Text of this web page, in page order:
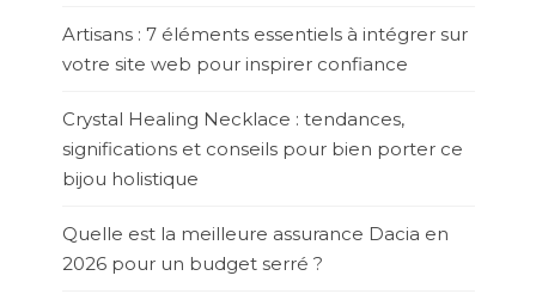
Artisans : 7 éléments essentiels à intégrer sur
votre site web pour inspirer confiance
Crystal Healing Necklace : tendances,
significations et conseils pour bien porter ce
bijou holistique
Quelle est la meilleure assurance Dacia en
2026 pour un budget serré ?